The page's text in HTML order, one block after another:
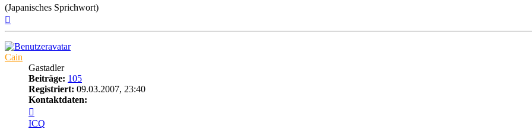
(Japanisches Sprichwort)
Cain
Gastadler
Beiträge: 105
Registriert: 09.03.2007, 23:40
Kontaktdaten:
von
Cain
ICQ